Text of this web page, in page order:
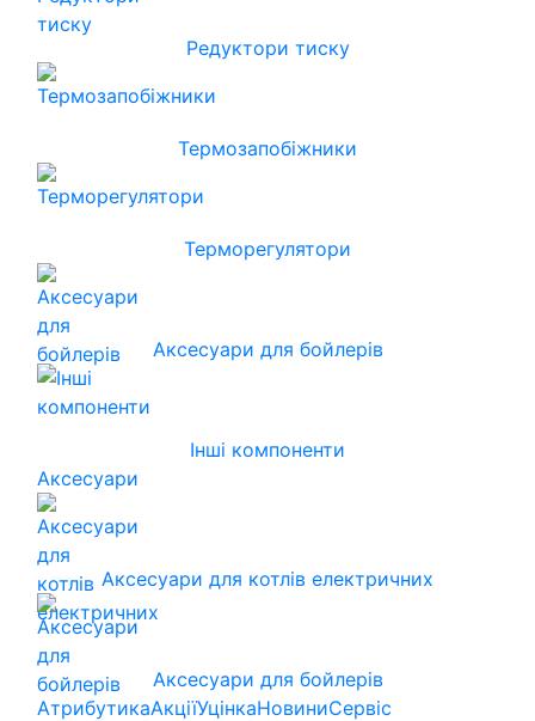
Редуктори тиску
Термозапобіжники
Терморегулятори
Аксесуари для бойлерів
Інші компоненти
Аксесуари
Аксесуари для котлів електричних
Аксесуари для бойлерів
АтрибутикаАкціїУцінкаНовиниСервіс